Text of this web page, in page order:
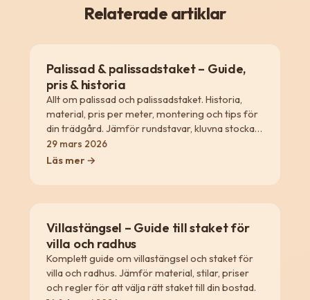
Relaterade artiklar
Palissad & palissadstaket – Guide,
pris & historia
Allt om palissad och palissadstaket. Historia,
material, pris per meter, montering och tips för
din trädgård. Jämför rundstavar, kluvna stockar
och moderna lösningar.
29 mars 2026
Läs mer →
Villastängsel – Guide till staket för
villa och radhus
Komplett guide om villastängsel och staket för
villa och radhus. Jämför material, stilar, priser
och regler för att välja rätt staket till din bostad.